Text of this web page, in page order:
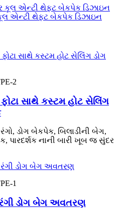
એન્ટી થેફ્ટ બેકપેક ડિઝાઇન
2
સાથે કસ્ટમ હોટ સેલિંગ
ડોગ બેકપેક, બિલાડીની બેગ,
પારદર્શક નાની બારી ખૂબ જ સુંદર
1
ડોગ બેગ અવતરણ